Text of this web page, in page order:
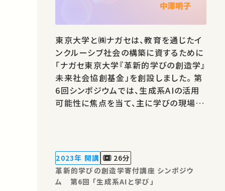
東京大学と㈱ナガセは、教育を通じたイ
ンクルーシブ社会の構築に資するために
「ナガセ東京大学『革新的学びの創造学』
未来社会協創基金」を創設しました。 第
6回シンポジウムでは、生成系AIの活用
可能性に焦点を当て、主に学びの現場や
がるかもしれません。 お気に入りの講
義・講演があればSNSなどでシ…
2023年 開講
26分
革新的学びの創造学寄付講座 シンポジウ
ム 第6回 「生成系AIと学び」